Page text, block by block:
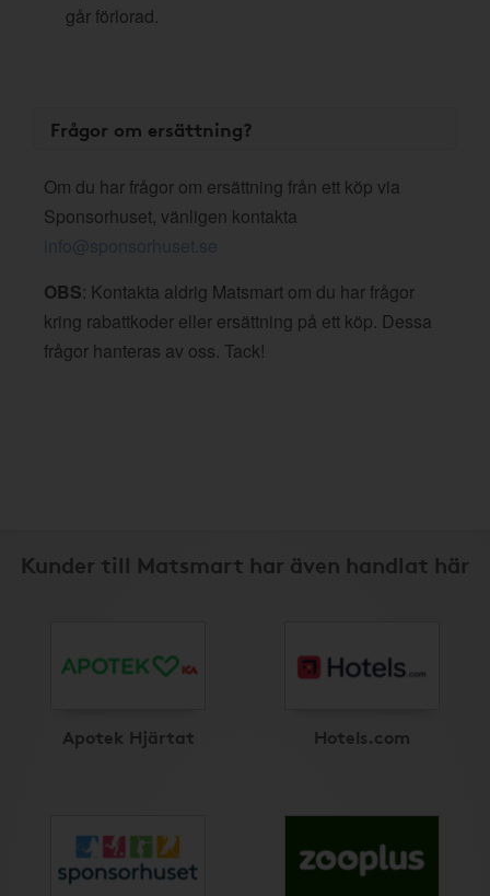
går förlorad.
Frågor om ersättning?
Om du har frågor om ersättning från ett köp via
Sponsorhuset, vänligen kontakta
info@sponsorhuset.se
OBS: Kontakta aldrig Matsmart om du har frågor
kring rabattkoder eller ersättning på ett köp. Dessa
frågor hanteras av oss. Tack!
Kunder till Matsmart har även handlat här
Apotek Hjärtat Hotels.com